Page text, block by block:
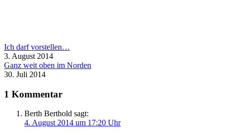
Ich darf vorstellen…
3. August 2014
Ganz weit oben im Norden
30. Juli 2014
1 Kommentar
Berth Berthold sagt:
4. August 2014 um 17:20 Uhr